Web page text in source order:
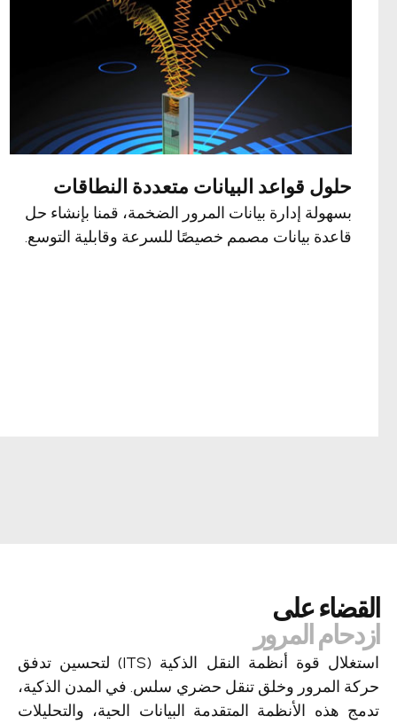
حلول قواعد البيانات متعددة النطاقات
بسهولة إدارة بيانات المرور الضخمة، قمنا بإنشاء حل
قاعدة بيانات مصمم خصيصًا للسرعة وقابلية التوسع.
القضاء على
ازدحام المرور
استغلال قوة أنظمة النقل الذكية (ITS) لتحسين تدفق
حركة المرور وخلق تنقل حضري سلس. في المدن الذكية،
تدمج هذه الأنظمة المتقدمة البيانات الحية، والتحليلات